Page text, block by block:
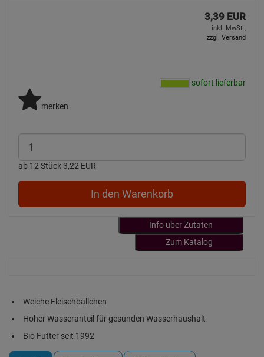
3,39 EUR
inkl. MwSt.,
zzgl. Versand
sofort lieferbar
merken
ab 12 Stück 3,22 EUR
In den Warenkorb
Info über Zutaten
Zum Katalog
Weiche Fleischbällchen
Hoher Wasseranteil für gesunden Wasserhaushalt
Bio Futter seit 1992